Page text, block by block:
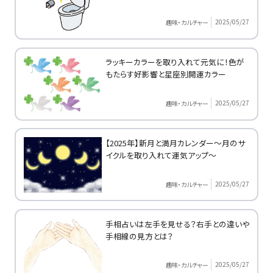
趣味・カルチャー 2025/05/27
ラッキーカラーを取り入れて元気に！色が
もたらす好影響と星座別開運カラー
趣味・カルチャー 2025/05/27
【2025年】新月と満月カレンダー～月のサ
イクルを取り入れて運気アップ～
趣味・カルチャー 2025/05/27
手相占いは左手を見せる？右手との違いや
手相線の見方とは？
趣味・カルチャー 2025/05/27